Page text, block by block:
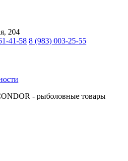
204
41-58 8 (983) 003-25-55
- рыболовные товары